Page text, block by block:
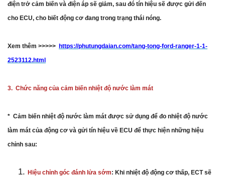
điện trở cảm biến và điện áp sẽ giảm, sau đó tín hiệu sẽ được gửi đến
cho ECU, cho biết động cơ đang trong trạng thái nóng.
Xem thêm >>>>> https://phutungdaian.com/tang-tong-ford-ranger-1-1-
2523112.html
3. Chức năng của cảm biến nhiệt độ nước làm mát
* Cảm biến nhiệt độ nước làm mát được sử dụng để đo nhiệt độ nước
làm mát của động cơ và gửi tín hiệu về ECU để thực hiện những hiệu
chỉnh sau:
Hiệu chỉnh góc đánh lửa sớm: Khi nhiệt độ động cơ thấp, ECT sẽ